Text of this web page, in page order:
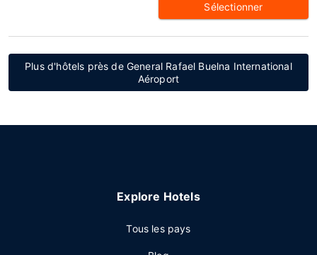
Sélectionner
Plus d'hôtels près de General Rafael Buelna International
Aéroport
Explore Hotels
Tous les pays